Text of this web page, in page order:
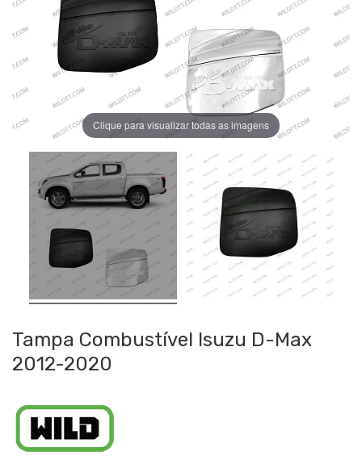
Clique para visualizar todas as imagens
Tampa Combustível Isuzu D-Max
2012-2020